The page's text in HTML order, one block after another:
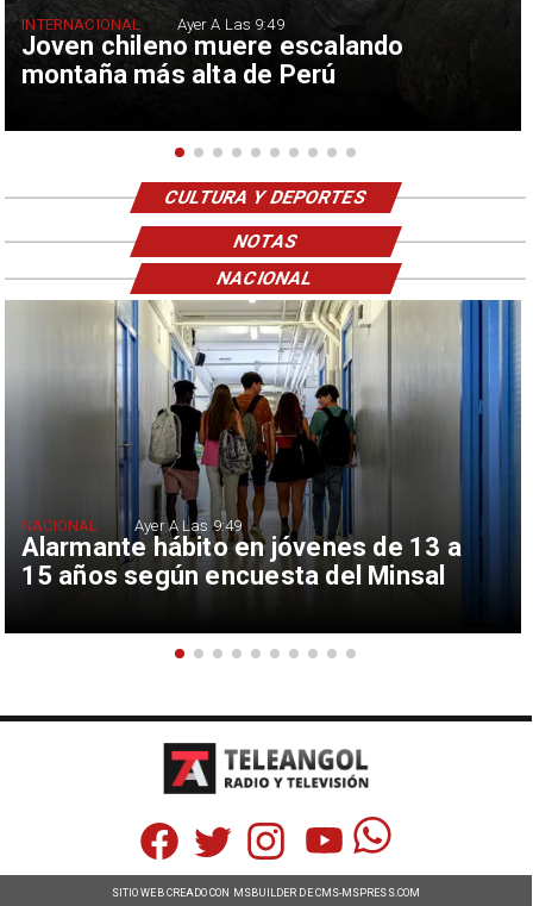
Joven chileno muere escalando
montaña más alta de Perú
INTERNACIONAL Ayer A Las 9:49
CULTURA Y DEPORTES
NOTAS
Alarmante hábito en jóvenes de 13 a
15 años según encuesta del Minsal
NACIONAL Ayer A Las 9:49
NACIONAL
SITIO WEB CREADO CON MSBUILDER DE CMS-MSPRESS.COM